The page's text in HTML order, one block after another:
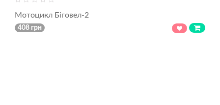
Мотоцикл Біговел-2
408 грн